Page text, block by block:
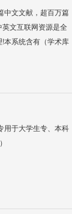
中文文献，超百万篇
文互联网资源是全
本系统含有（学术库
用于大学生专、本科